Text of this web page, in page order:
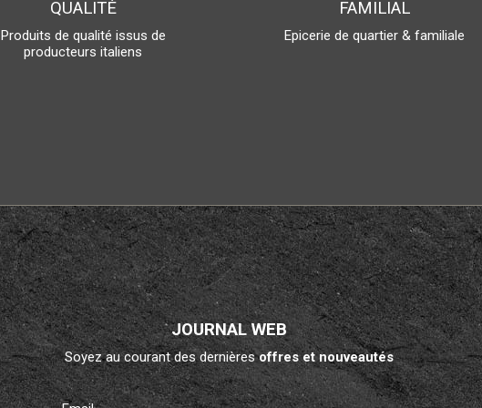
QUALITÉ
Produits de qualité issus de
producteurs italiens
FAMILIAL
Epicerie de quartier & familiale
JOURNAL WEB
Soyez au courant des dernièresoffres et nouveautés